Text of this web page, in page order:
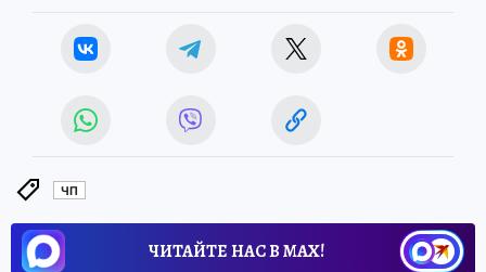
ЧП
ЧИТАЙТЕ НАС В МАХ!